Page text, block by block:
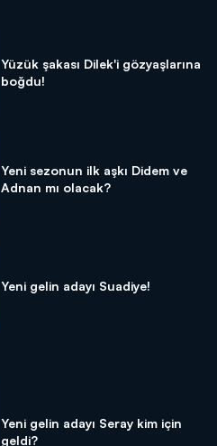
Yüzük şakası Dilek'i gözyaşlarına
boğdu!
Yeni sezonun ilk aşkı Didem ve
Adnan mı olacak?
Yeni gelin adayı Suadiye!
Yeni gelin adayı Seray kim için
geldi?